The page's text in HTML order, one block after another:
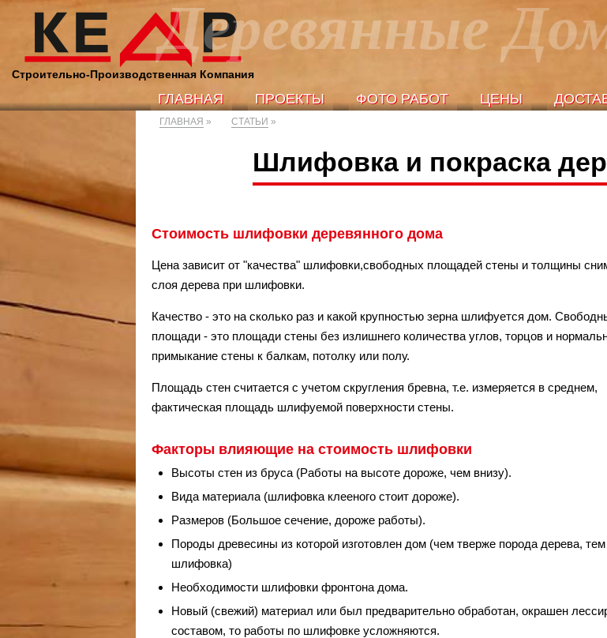
Деревянные
Строительно-Производственная Компания
ГЛАВНАЯ
ГЛАВНАЯ ПРОЕКТЫ
ПРОЕКТЫ ФОТО РАБОТ
ФОТО РАБОТ ЦЕНЫ
ЦЕНЫ
ГЛАВНАЯ » СТАТЬИ »
Шлифовка и покраска
Стоимость шлифовки деревянного дома
Цена зависит от "качества" шлифовки,свободных площадей стены и толщины
слоя дерева при шлифовки.
Качество - это на сколько раз и какой крупностью зерна шлифуется дом.
площади - это площади стены без излишнего количества углов, торцов и
примыкание стены к балкам, потолку или полу.
Площадь стен считается с учетом скругления бревна, т.е. измеряется в среднем,
фактическая площадь шлифуемой поверхности стены.
Факторы влияющие на стоимость шлифовки
Высоты стен из бруса (Работы на высоте дороже, чем внизу).
Вида материала (шлифовка клееного стоит дороже).
Размеров (Большое сечение, дороже работы).
Породы древесины из которой изготовлен дом (чем тверже порода дерева,
шлифовка)
Необходимости шлифовки фронтона дома.
Новый (свежий) материал или был предварительно обработан, окрашен
составом, то работы по шлифовке усложняются.